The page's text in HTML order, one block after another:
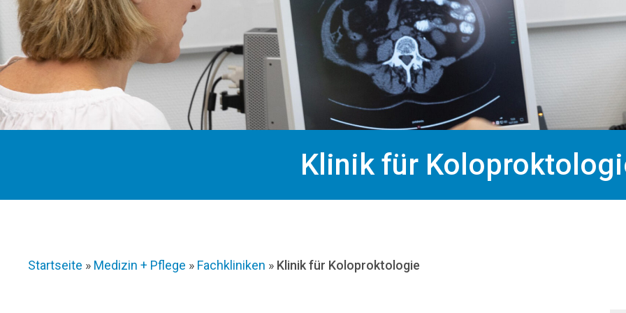
Klinik für
Startseite » Medizin + Pflege » Fachkliniken » Klinik für Koloproktologie